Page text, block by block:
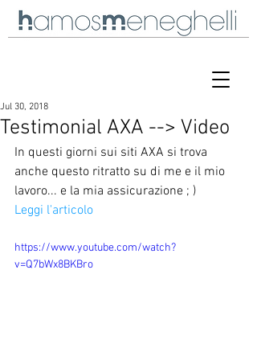
Testimonial AXA --> Video
Jul 30, 2018
In questi giorni sui siti AXA si trova
anche questo ritratto su di me e il mio
lavoro... e la mia assicurazione ; )
Leggi l'articolo
https://www.youtube.com/watch?
v=Q7bWx8BKBro